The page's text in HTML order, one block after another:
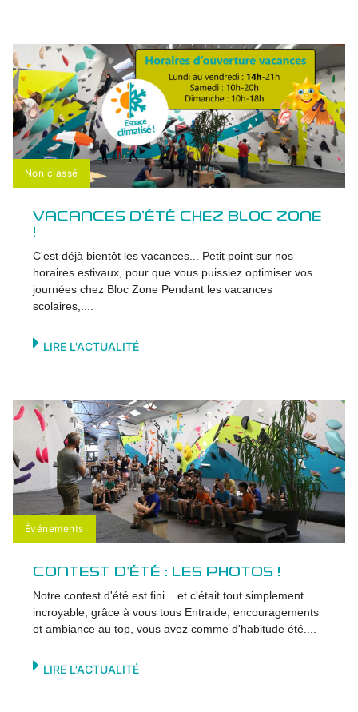
Non classé
VACANCES D’ÉTÉ CHEZ BLOC ZONE
!
C'est déjà bientôt les vacances... Petit point sur nos
horaires estivaux, pour que vous puissiez optimiser vos
journées chez Bloc Zone Pendant les vacances
scolaires,....
LIRE L'ACTUALITÉ
Événements
CONTEST D’ÉTÉ : LES PHOTOS !
Notre contest d'été est fini... et c'était tout simplement
incroyable, grâce à vous tous Entraide, encouragements
et ambiance au top, vous avez comme d'habitude été....
LIRE L'ACTUALITÉ